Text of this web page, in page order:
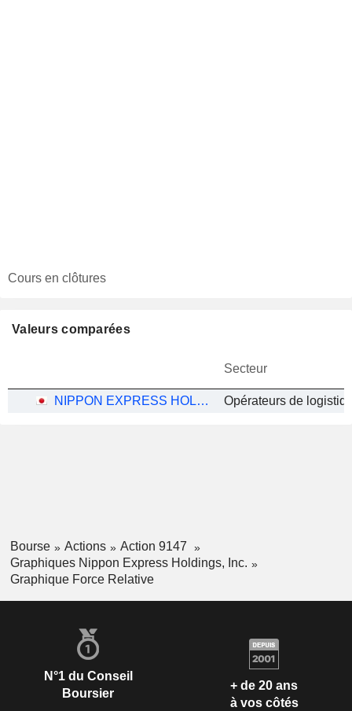
Cours en clôtures
Valeurs comparées
Secteur
NIPPON EXPRESS HOLDINGS, INC.
Bourse Actions
Action 9147
Graphiques Nippon Express Holdings, Inc.
Graphique Force Relative
N°1 du Conseil
Boursier
+ de 20 ans
à vos côtés